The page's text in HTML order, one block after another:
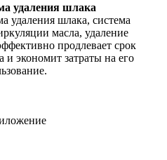
удаления шлака
удаления шлака, система
масла, удаление
продлевает срок
экономит затраты на его